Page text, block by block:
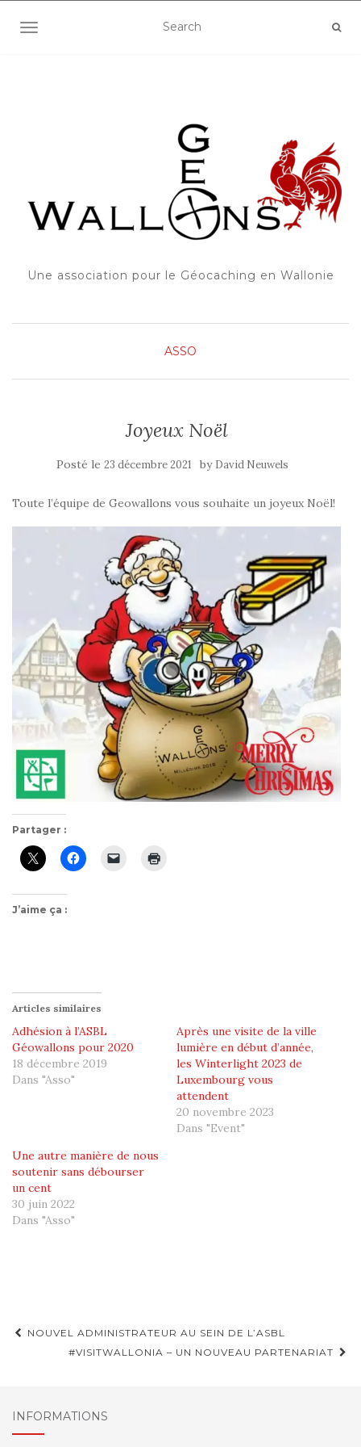
OUVRIR/FERMER LA NAVIGATION
Une association pour le Géocaching en Wallonie
ASSO
Joyeux Noël
Posté le 23 décembre 2021 by David Neuwels
Toute l’équipe de Geowallons vous souhaite un joyeux Noël!
Partager :
J’aime ça :
Articles similaires
Adhésion à l’ASBL
Géowallons pour 2020
18 décembre 2019
Dans "Asso"
Après une visite de la ville
lumière en début d’année,
les Winterlight 2023 de
Luxembourg vous
attendent
20 novembre 2023
Dans "Event"
Une autre manière de nous
soutenir sans débourser
un cent
30 juin 2022
Dans "Asso"
Navigation
d'article
NOUVEL ADMINISTRATEUR AU SEIN DE L’ASBL
#VISITWALLONIA – UN NOUVEAU PARTENARIAT
INFORMATIONS